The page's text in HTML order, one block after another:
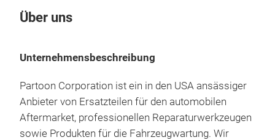
Über uns
Unternehmensbeschreibung
Partoon Corporation ist ein in den USA ansässiger
Anbieter von Ersatzteilen für den automobilen
Aftermarket, professionellen Reparaturwerkzeugen
sowie Produkten für die Fahrzeugwartung. Wir